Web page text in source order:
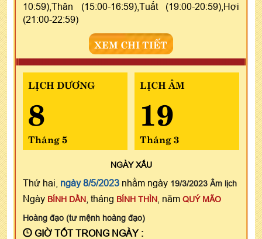
10:59),Thân (15:00-16:59),Tuất (19:00-20:59),Hợi
(21:00-22:59)
XEM CHI TIẾT
LỊCH DƯƠNG
8
Tháng 5
LỊCH ÂM
19
Tháng 3
NGÀYXẤU
Thứ hai, ngày 8/5/2023 nhằm ngày 19/3/2023 Âm lịch
Ngày BÍNH DẦN , tháng BÍNH THÌN , năm QUÝ MÃO
Hoàng đạo (tư mệnh hoàng đạo)
GIỜ TỐT TRONG NGÀY :